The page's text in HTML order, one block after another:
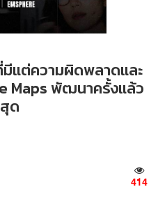
ต่ความผิดพลาดและ
Maps พัฒนาครั้งแล้ว
ด
414